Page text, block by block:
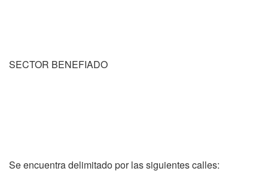
SECTOR BENEFIADO
Se encuentra delimitado por las siguientes calles: